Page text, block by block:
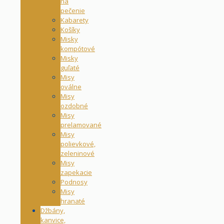
pečenie
Kabarety
Košíky
Misky
kompótové
Misky
guľaté
Misy
oválne
Misy
ozdobné
Misy
prelamované
Misy
polievkové,
zeleninové
Misy
zapekacie
Podnosy
Misy
hranaté
Džbány,
kanvice,